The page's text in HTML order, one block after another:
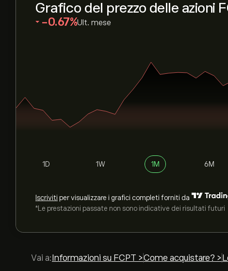
Grafico del prezzo delle azioni
‎-0.67‎ Ult. mese
1D 1W 1M 6M
Iscriviti per visualizzare i grafici completi forniti da
*Le prestazioni passate non sono indicative dei risultati futuri
Vai a: Informazioni su FCPT >Come acquistare? >